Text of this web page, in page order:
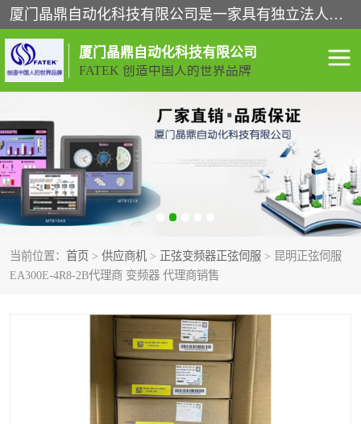
厦门晶鼎自动化科技有限公司是一家具有独立法人资格的高新技术企业；代理销售的产品有台湾威纶触摸屏，魏德米勒全系列，永宏触摸屏,威纶触摸屏,台湾威纶weinview触摸屏,台湾永宏PLC，FATEK,永宏伺服,图儿克总线，施耐德，欧姆龙，西门子，富士变频，K&N蓝系列， BUSSMANN，松下变频器，丹佛斯变频器等。
厦门晶鼎自动化科技有限公司
FATEK 创造中国人的世界品牌
当前位置： 首页 > 供应商机 > 正弦变频器正弦伺服 > 昆明正弦伺服
EA300E-4R8-2B代理商 变频器 代理商销售
闽台永宏PLC WEINVIEW闽台威纶触摸
正弦变频器正弦伺服 魏德米勒接线端子
ABB电流开关 魏德米勒电源
丹佛斯变频器 MOXA通讯模块
西门子
其他
安士能开关